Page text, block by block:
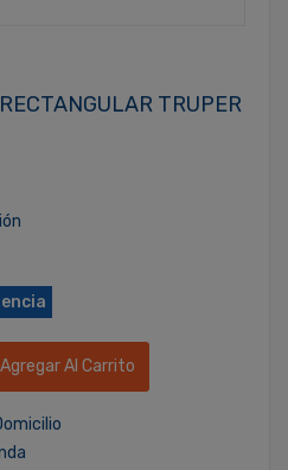
TRUPER
Agregar Al Carrito